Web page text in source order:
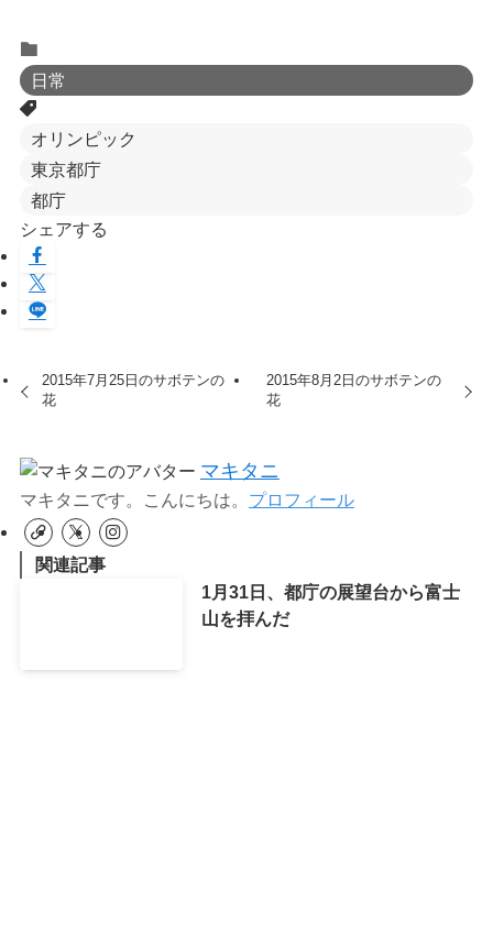
日常
オリンピック
東京都庁
都庁
シェアする
2015年7月25日のサボテンの
花
2015年8月2日のサボテンの
花
マキタニ
マキタニです。こんにちは。 プロフィール
関連記事
1月31日、都庁の展望台から富士
山を拝んだ